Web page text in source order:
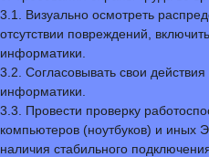
3.1. Визуально осмотреть
отсутствии повреждений,
информатики.
3.2. Согласовывать свои
информатики.
3.3. Провести проверку
компьютеров (ноутбуков) и иных
наличия стабильного